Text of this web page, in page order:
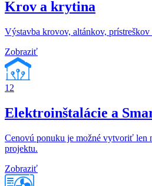
Krov a krytina
Výstavba krovov, altánkov,
Zobraziť
12
Elektroinštalácie a
Cenovú ponuku je možné vytvoriť len
projektu.
Zobraziť